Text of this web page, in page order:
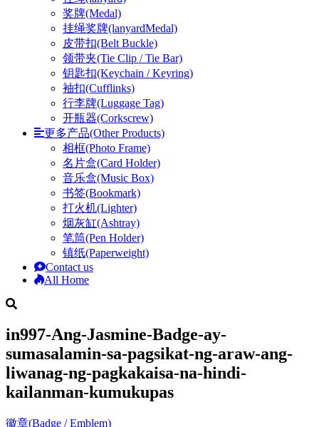
奖牌(Medal)
挂绳奖牌(lanyardMedal)
皮带扣(Belt Buckle)
领带夹(Tie Clip / Tie Bar)
钥匙扣(Keychain / Keyring)
袖扣(Cufflinks)
行李牌(Luggage Tag)
开瓶器(Corkscrew)
更多产品(Other Products)
相框(Photo Frame)
名片盒(Card Holder)
音乐盒(Music Box)
书签(Bookmark)
打火机(Lighter)
烟灰缸(Ashtray)
笔筒(Pen Holder)
镇纸(Paperweight)
Contact us
All Home
in997-Ang-Jasmine-Badge-ay-
sumasalamin-sa-pagsikat-ng-araw-ang-
liwanag-ng-pagkakaisa-na-hindi-
kailanman-kumukupas
徽章(Badge / Emblem)